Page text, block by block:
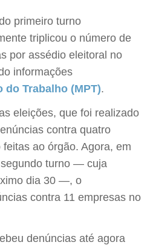
primeiro turno
triplicou o número de
por assédio eleitoral no
informações
Trabalho (MPT).
eleições, que foi realizado
contra quatro
ao órgão. Agora, em
turno — cuja
dia 30 —, o
contra 11 empresas no
denúncias até agora